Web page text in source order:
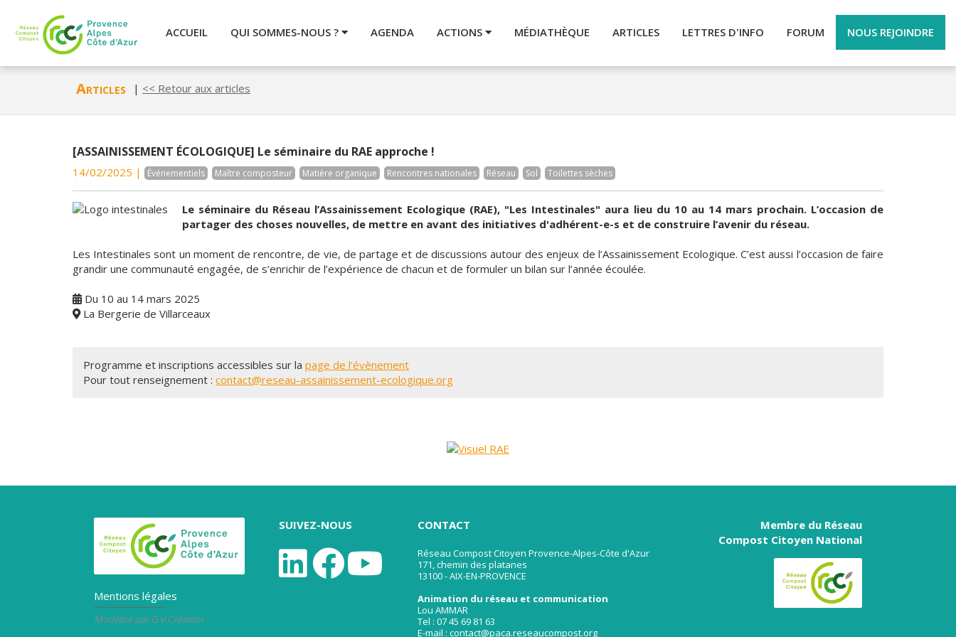
ACCUEIL QUI SOMMES-NOUS ? AGENDA ACTIONS MÉDIATHÈQUE ARTICLES LETTRES D'INFO FORUM NOUS REJOINDRE
Articles | << Retour aux articles
[ASSAINISSEMENT ÉCOLOGIQUE] Le séminaire du RAE approche !
14/02/2025 | Événementiels Maître composteur Matière organique Rencontres nationales Réseau Sol Toilettes sèches
Le séminaire du Réseau l’Assainissement Ecologique (RAE), "Les Intestinales" aura lieu du 10 au 14 mars prochain. L’occasion de
partager des choses nouvelles, de mettre en avant des initiatives d'adhérent-e-s et de construire l’avenir du réseau.
Les Intestinales sont un moment de rencontre, de vie, de partage et de discussions autour des enjeux de l’Assainissement Ecologique. C’est aussi l’occasion de faire
grandir une communauté engagée, de s’enrichir de l’expérience de chacun et de formuler un bilan sur l’année écoulée.
Du 10 au 14 mars 2025
La Bergerie de Villarceaux
Programme et inscriptions accessibles sur la page de l'évènement
Pour tout renseignement : contact@reseau-assainissement-ecologique.org
Mentions légales
Modélisé par G.V.Création
SUIVEZ-NOUS CONTACT
Réseau Compost Citoyen Provence-Alpes-Côte d'Azur
171, chemin des platanes
13100 - AIX-EN-PROVENCE
Animation du réseau et communication
Lou AMMAR
Tel : 07 45 69 81 63
E-mail : contact@paca.reseaucompost.org
Membre du Réseau
Compost Citoyen National